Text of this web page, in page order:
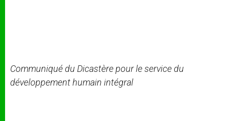
Communiqué du Dicastère pour le service du
développement humain intégral